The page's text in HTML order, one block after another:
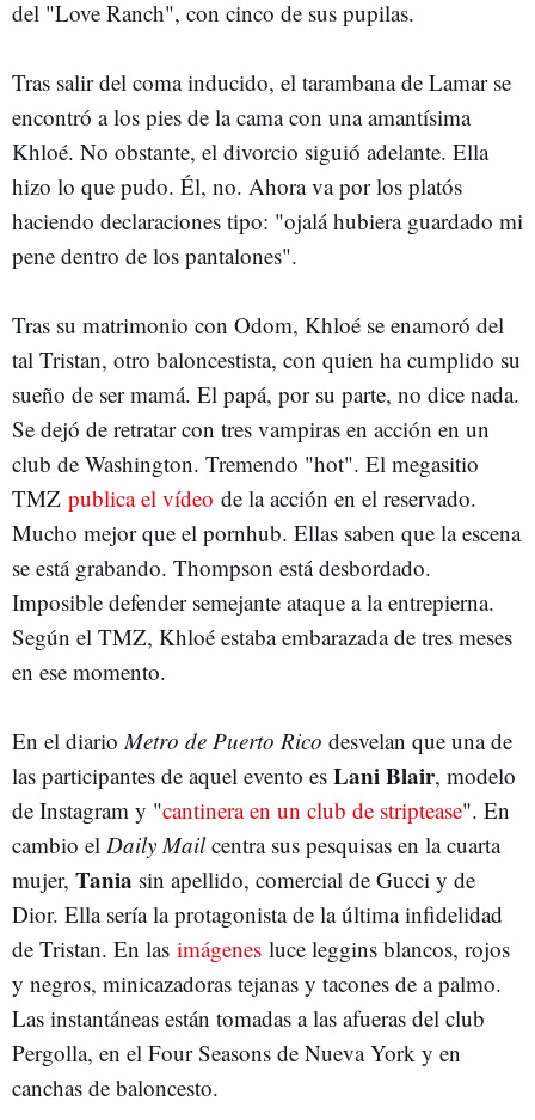
del "Love Ranch", con cinco de sus pupilas.
Tras salir del coma inducido, el tarambana de Lamar se
encontró a los pies de la cama con una amantísima
Khloé. No obstante, el divorcio siguió adelante. Ella
hizo lo que pudo. Él, no. Ahora va por los platós
haciendo declaraciones tipo: "ojalá hubiera guardado mi
pene dentro de los pantalones".
Tras su matrimonio con Odom, Khloé se enamoró del
tal Tristan, otro baloncestista, con quien ha cumplido su
sueño de ser mamá. El papá, por su parte, no dice nada.
Se dejó de retratar con tres vampiras en acción en un
club de Washington. Tremendo "hot". El megasitio
TMZ publica el vídeo de la acción en el reservado.
Mucho mejor que el pornhub. Ellas saben que la escena
se está grabando. Thompson está desbordado.
Imposible defender semejante ataque a la entrepierna.
Según el TMZ, Khloé estaba embarazada de tres meses
en ese momento.
En el diarioMetro de Puerto Rico desvelan que una de
las participantes de aquel evento es Lani Blair, modelo
de Instagram y "cantinera en un club de striptease". En
cambio el Daily Mailcentra sus pesquisas en la cuarta
mujer, Tania sin apellido, comercial de Gucci y de
Dior. Ella sería la protagonista de la última infidelidad
de Tristan. En las imágenes luce leggins blancos, rojos
y negros, minicazadoras tejanas y tacones de a palmo.
Las instantáneas están tomadas a las afueras del club
Pergolla, en el Four Seasons de Nueva York y en
canchas de baloncesto.